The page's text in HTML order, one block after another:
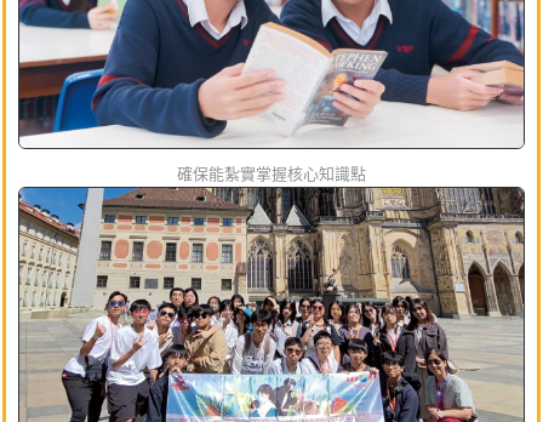
確保能紮實掌握核心知識點